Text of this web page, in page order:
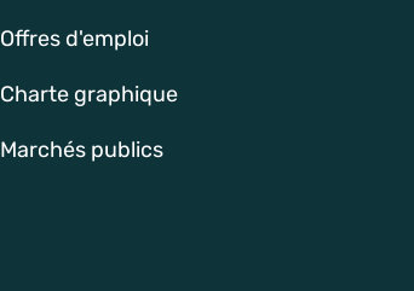
Offres d'emploi
Charte graphique
Marchés publics